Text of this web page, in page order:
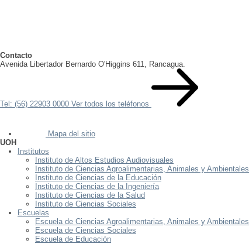
Contacto
Avenida Libertador Bernardo O'Higgins 611, Rancagua.
Tel: (56) 22903 0000 Ver todos los teléfonos
Mapa del sitio
UOH
Institutos
Instituto de Altos Estudios Audiovisuales
Instituto de Ciencias Agroalimentarias, Animales y Ambientales
Instituto de Ciencias de la Educación
Instituto de Ciencias de la Ingeniería
Instituto de Ciencias de la Salud
Instituto de Ciencias Sociales
Escuelas
Escuela de Ciencias Agroalimentarias, Animales y Ambientales
Escuela de Ciencias Sociales
Escuela de Educación